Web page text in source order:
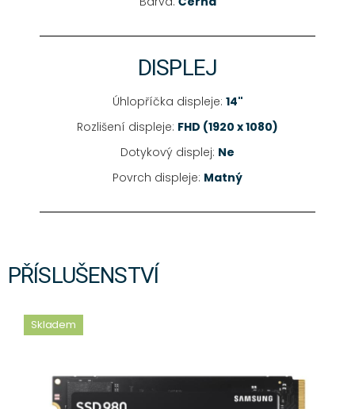
DISPLEJ
Úhlopříčka displeje: 14"
Rozlišení displeje: FHD (1920 x 1080)
Dotykový displej: Ne
Povrch displeje: Matný
PŘÍSLUŠENSTVÍ
Skladem